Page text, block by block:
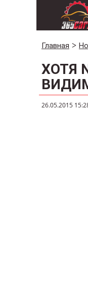
Главная
ХОТЯ
26.05.2015